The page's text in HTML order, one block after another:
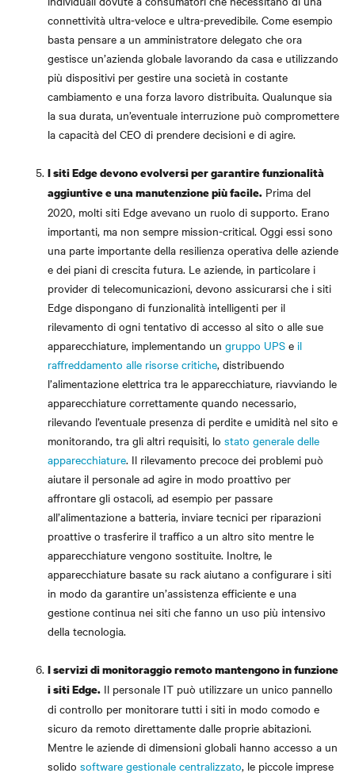
connettività ultra-veloce e ultra-prevedibile. Come esempio
basta pensare a un amministratore delegato che ora
gestisce un’azienda globale lavorando da casa e utilizzando
più dispositivi per gestire una società in costante
cambiamento e una forza lavoro distribuita. Qualunque sia
la sua durata, un’eventuale interruzione può compromettere
la capacità del CEO di prendere decisioni e di agire.
I siti Edge devono evolversi per garantire funzionalità
aggiuntive e una manutenzione più facile. Prima del
2020, molti siti Edge avevano un ruolo di supporto. Erano
importanti, ma non sempre mission-critical. Oggi essi sono
una parte importante della resilienza operativa delle aziende
e dei piani di crescita futura. Le aziende, in particolare i
provider di telecomunicazioni, devono assicurarsi che i siti
Edge dispongano di funzionalità intelligenti per il
rilevamento di ogni tentativo di accesso al sito o alle sue
apparecchiature, implementando un gruppo UPS e il
raffreddamento alle risorse critiche, distribuendo
l’alimentazione elettrica tra le apparecchiature, riavviando le
apparecchiature correttamente quando necessario,
rilevando l’eventuale presenza di perdite e umidità nel sito e
monitorando, tra gli altri requisiti, lo stato generale delle
apparecchiature. Il rilevamento precoce dei problemi può
aiutare il personale ad agire in modo proattivo per
affrontare gli ostacoli, ad esempio per passare
all’alimentazione a batteria, inviare tecnici per riparazioni
proattive o trasferire il traffico a un altro sito mentre le
apparecchiature vengono sostituite. Inoltre, le
apparecchiature basate su rack aiutano a configurare i siti
in modo da garantire un’assistenza efficiente e una
gestione continua nei siti che fanno un uso più intensivo
della tecnologia.
I servizi di monitoraggio remoto mantengono in funzione
i siti Edge. Il personale IT può utilizzare un unico pannello
di controllo per monitorare tutti i siti in modo comodo e
sicuro da remoto direttamente dalle proprie abitazioni.
Mentre le aziende di dimensioni globali hanno accesso a un
solido software gestionale centralizzato, le piccole imprese